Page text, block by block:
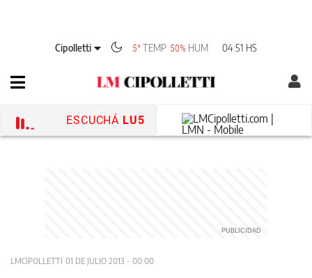
Cipolletti 5°TEMP 50% HUM 04:51 HS
ESCUCHÁ LU5
LMCIPOLLETTI 01 DE JULIO 2013 - 00:00